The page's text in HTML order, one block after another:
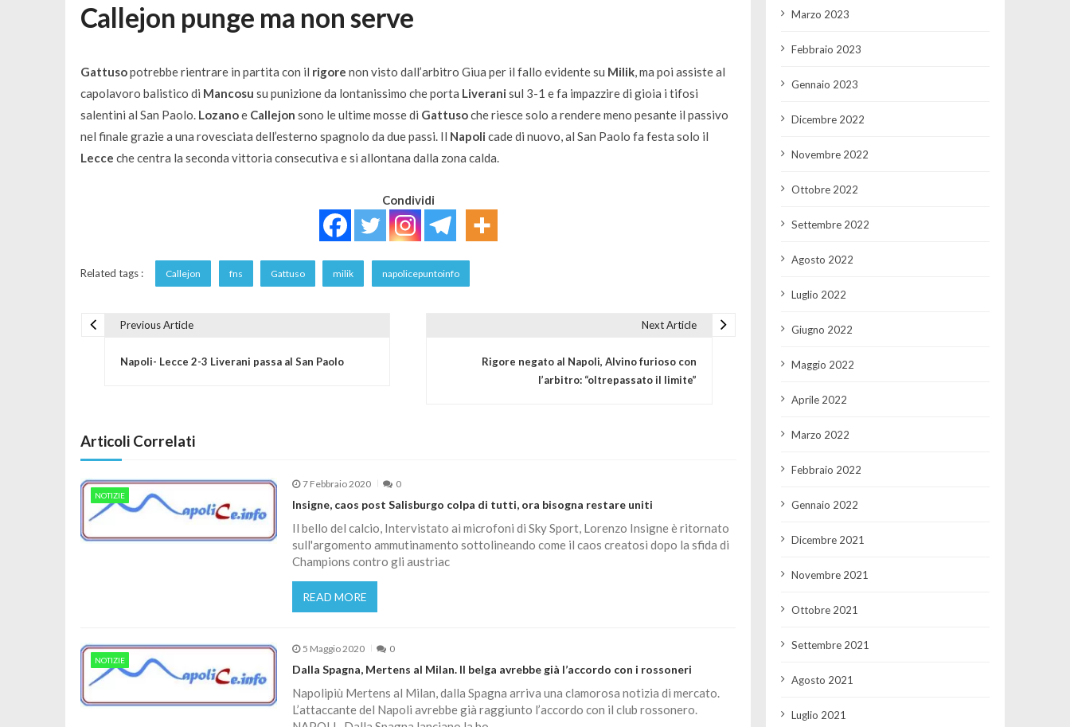
Callejon punge ma non serve
Gattusopotrebbe rientrare in partita con il rigore non visto dall’arbitro Giua per il fallo evidente su Milik, ma poi assiste al
capolavoro balistico di Mancosu su punizione da lontanissimo che porta Liverani sul 3-1 e fa impazzire di gioia i tifosi
salentini al San Paolo. Lozanoe Callejon sono le ultime mosse di Gattusoche riesce solo a rendere meno pesante il passivo
nel finale grazie a una rovesciata dell’esterno spagnolo da due passi. Il Napoli cade di nuovo, al San Paolo fa festa solo il
Lecce che centra la seconda vittoria consecutiva e si allontana dalla zona calda.
Condividi
Related tags : Callejon fns Gattuso milik napolicepuntoinfo
Previous Article
Napoli- Lecce 2-3 Liverani passa al San Paolo
Next Article
Rigore negato al Napoli, Alvino furioso con
l’arbitro: “oltrepassato il limite”
Articoli Correlati
NOTIZIE
7 Febbraio 2020 0
Insigne, caos post Salisburgo colpa di tutti, ora bisogna restare uniti
Il bello del calcio, Intervistato ai microfoni di Sky Sport, Lorenzo Insigne è ritornato
sull'argomento ammutinamento sottolineando come il caos creatosi dopo la sfida di
Champions contro gli austriac
READ MORE
NOTIZIE
5 Maggio 2020 0
Dalla Spagna, Mertens al Milan. Il belga avrebbe già l’accordo con i rossoneri
Napolipiù Mertens al Milan, dalla Spagna arriva una clamorosa notizia di mercato.
L’attaccante del Napoli avrebbe già raggiunto l’accordo con il club rossonero.
Marzo 2023
Febbraio 2023
Gennaio 2023
Dicembre 2022
Novembre 2022
Ottobre 2022
Settembre 2022
Agosto 2022
Luglio 2022
Giugno 2022
Maggio 2022
Aprile 2022
Marzo 2022
Febbraio 2022
Gennaio 2022
Dicembre 2021
Novembre 2021
Ottobre 2021
Settembre 2021
Agosto 2021
Luglio 2021